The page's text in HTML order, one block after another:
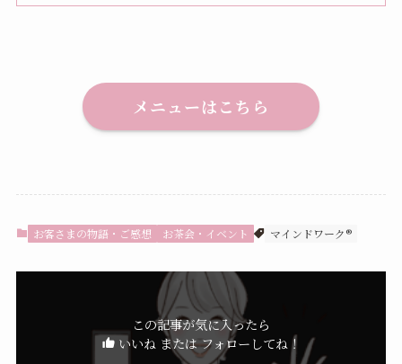
メニューはこちら
お客さまの物語・ご感想 お茶会・イベント マインドワーク®︎
この記事が気に入ったら
いいね または フォローしてね！